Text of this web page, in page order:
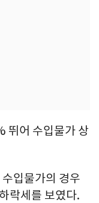
뛰어 수입물가 상
입물가의 경우
락세를 보였다.